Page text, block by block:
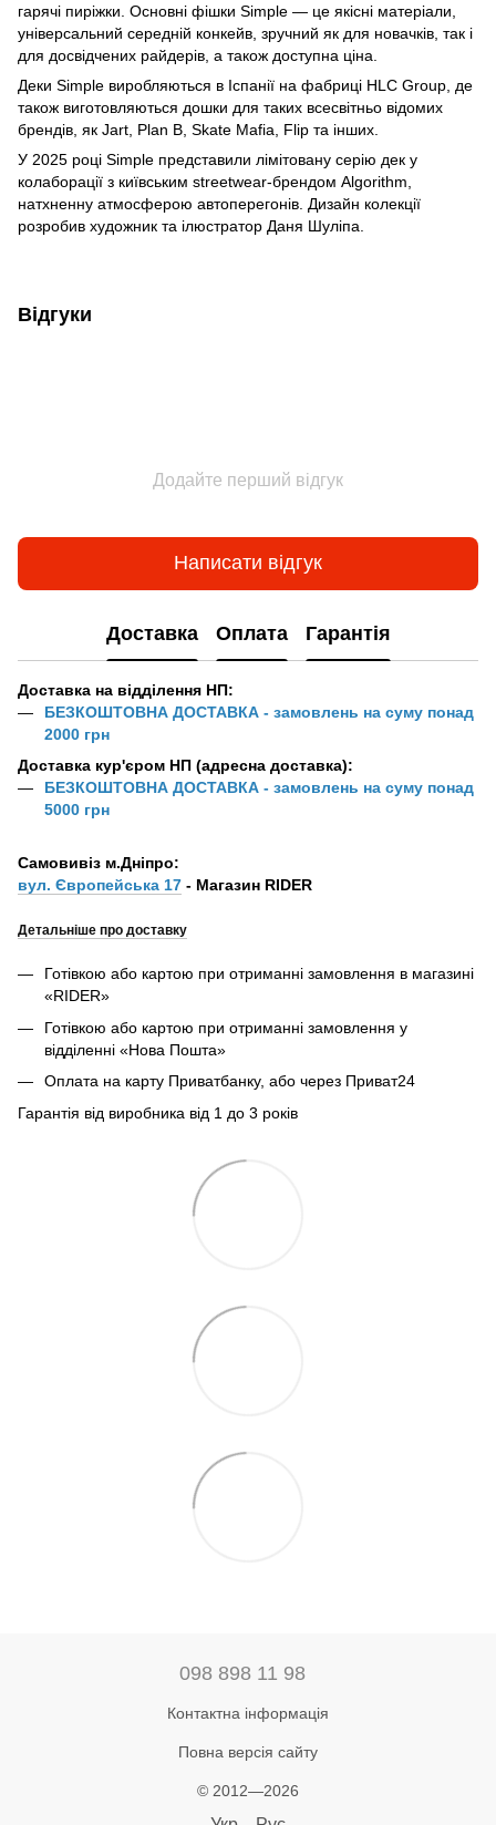
гарячі пиріжки. Основні фішки Simple — це якісні матеріали,
універсальний середній конкейв, зручний як для новачків, так і
для досвідчених райдерів, а також доступна ціна.
Деки Simple виробляються в Іспанії на фабриці HLC Group, де
також виготовляються дошки для таких всесвітньо відомих
брендів, як Jart, Plan B, Skate Mafia, Flip та інших.
У 2025 році Simple представили лімітовану серію дек у
колаборації з київським streetwear-брендом Algorithm,
натхненну атмосферою автоперегонів. Дизайн колекції
розробив художник та ілюстратор Даня Шуліпа.
Відгуки
Додайте перший відгук
Написати відгук
Доставка Оплата Гарантія
Доставка на відділення НП:
БЕЗКОШТОВНА ДОСТАВКА - замовлень на суму понад
2000 грн
Доставка кур'єром НП (адресна доставка):
БЕЗКОШТОВНА ДОСТАВКА - замовлень на суму понад
5000 грн
Самовивіз м.Дніпро:
вул. Європейська 17 - Магазин RIDER
Детальніше про доставку
Готівкою або картою при отриманні замовлення в магазині
«RIDER»
Готівкою або картою при отриманні замовлення у
відділенні «Нова Пошта»
Оплата на карту Приватбанку, або через Приват24
Гарантія від виробника від 1 до 3 років
098 898 11 98
Контактна інформація
Повна версія сайту
© 2012—2026